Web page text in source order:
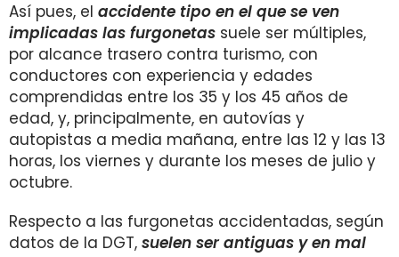
Así pues, el accidente tipo en el que se ven
implicadas las furgonetas suele ser múltiples,
por alcance trasero contra turismo, con
conductores con experiencia y edades
comprendidas entre los 35 y los 45 años de
edad, y, principalmente, en autovías y
autopistas a media mañana, entre las 12 y las 13
horas, los viernes y durante los meses de julio y
octubre.
Respecto a las furgonetas accidentadas, según
datos de la DGT, suelen ser antiguas y en mal